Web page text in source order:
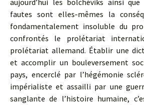
aujourd’hui les bolchéviks ainsi
fautes sont elles-mêmes la
fondamentale­ment insoluble du
confrontés le prolétariat
prolétariat allemand. Établir une
et accomplir un bouleversement
pays, encerclé par l’hégémonie
impérialiste et assailli par une
sanglante de l’histoire humaine,